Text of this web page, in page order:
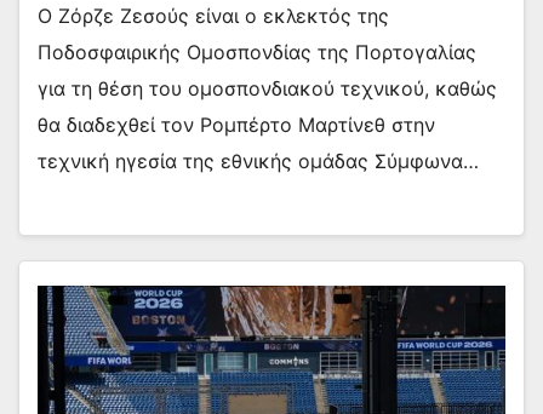
Ο Ζόρζε Ζεσούς είναι ο εκλεκτός της
Ποδοσφαιρικής Ομοσπονδίας της Πορτογαλίας
για τη θέση του ομοσπονδιακού τεχνικού, καθώς
θα διαδεχθεί τον Ρομπέρτο Μαρτίνεθ στην
τεχνική ηγεσία της εθνικής ομάδας Σύμφωνα…